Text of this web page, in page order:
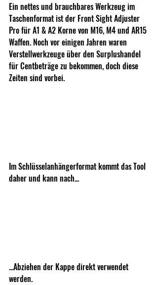
Ein nettes und brauchbares Werkzeug im
Taschenformat ist der Front Sight Adjuster
Pro für A1 & A2 Korne von M16, M4 und AR15
Waffen. Noch vor einigen Jahren waren
Verstellwerkzeuge über den Surplushandel
für Centbeträge zu bekommen, doch diese
Zeiten sind vorbei.
Im Schlüsselanhängerformat kommt das Tool
daher und kann nach...
...Abziehen der Kappe direkt verwendet
werden.